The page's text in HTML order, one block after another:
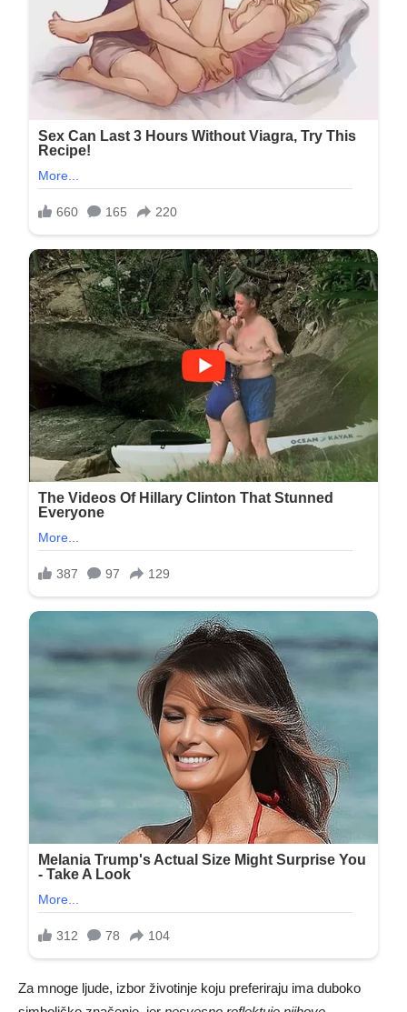
Za mnoge ljude, izbor životinje koju preferiraju ima duboko